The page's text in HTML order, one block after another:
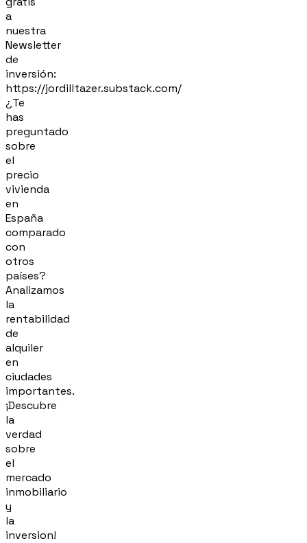
a
nuestra
Newsletter
de
inversión:
https://jordilltazer.substack.com/
¿Te
has
preguntado
sobre
el
precio
vivienda
en
España
comparado
con
otros
países?
Analizamos
la
rentabilidad
de
alquiler
en
ciudades
importantes.
¡Descubre
la
verdad
sobre
el
mercado
inmobiliario
y
la
inversion!